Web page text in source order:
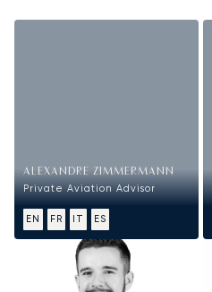
ALEXANDRE ZIMMERMANN
Private Aviation Advisor
EN FR IT ES